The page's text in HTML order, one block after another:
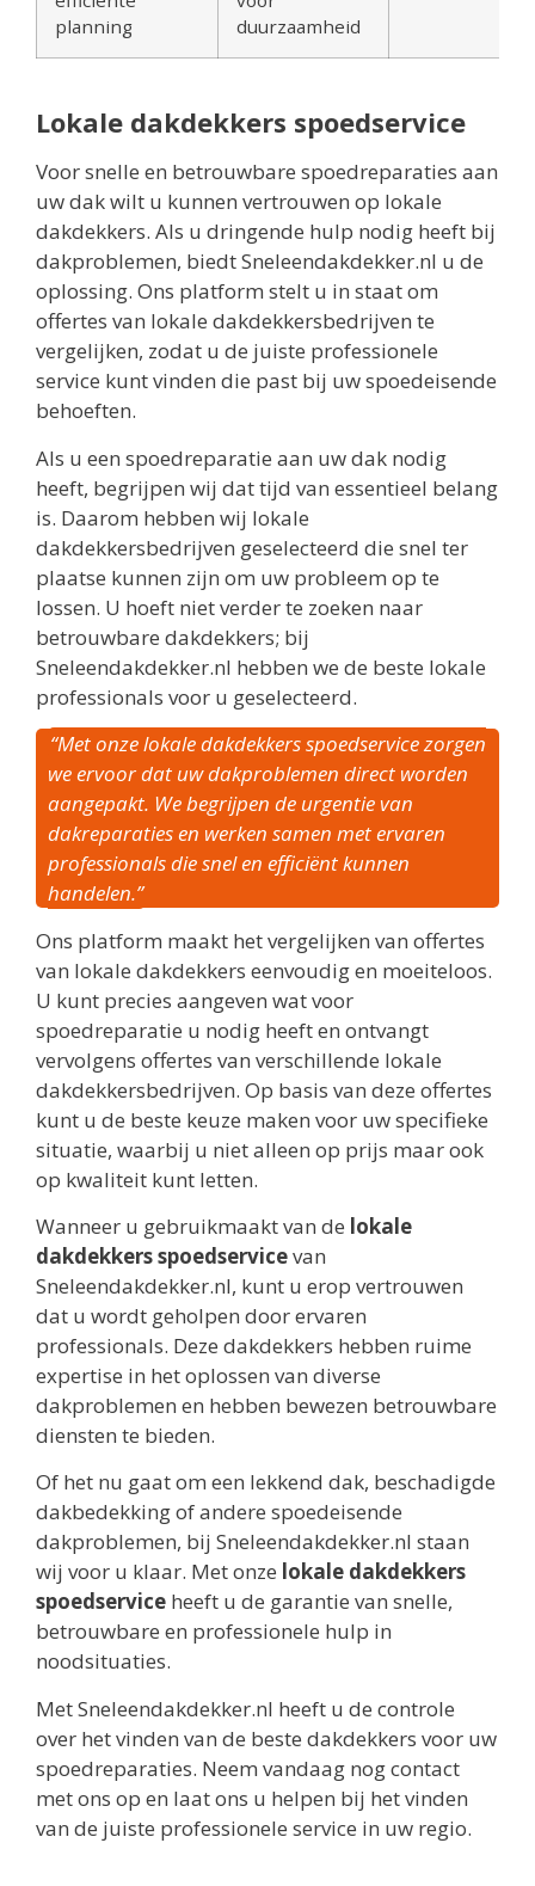
planning
duurzaamheid
Lokale dakdekkers spoedservice
Voor snelle en betrouwbare spoedreparaties aan
uw dak wilt u kunnen vertrouwen op lokale
dakdekkers. Als u dringende hulp nodig heeft bij
dakproblemen, biedt Sneleendakdekker.nl u de
oplossing. Ons platform stelt u in staat om
offertes van lokale dakdekkersbedrijven te
vergelijken, zodat u de juiste professionele
service kunt vinden die past bij uw spoedeisende
behoeften.
Als u een spoedreparatie aan uw dak nodig
heeft, begrijpen wij dat tijd van essentieel belang
is. Daarom hebben wij lokale
dakdekkersbedrijven geselecteerd die snel ter
plaatse kunnen zijn om uw probleem op te
lossen. U hoeft niet verder te zoeken naar
betrouwbare dakdekkers; bij
Sneleendakdekker.nl hebben we de beste lokale
professionals voor u geselecteerd.
“Met onze lokale dakdekkers spoedservice zorgen
we ervoor dat uw dakproblemen direct worden
aangepakt. We begrijpen de urgentie van
dakreparaties en werken samen met ervaren
professionals die snel en efficiënt kunnen
handelen.”
Ons platform maakt het vergelijken van offertes
van lokale dakdekkers eenvoudig en moeiteloos.
U kunt precies aangeven wat voor
spoedreparatie u nodig heeft en ontvangt
vervolgens offertes van verschillende lokale
dakdekkersbedrijven. Op basis van deze offertes
kunt u de beste keuze maken voor uw specifieke
situatie, waarbij u niet alleen op prijs maar ook
op kwaliteit kunt letten.
Wanneer u gebruikmaakt van de lokale
dakdekkers spoedservicevan
Sneleendakdekker.nl, kunt u erop vertrouwen
dat u wordt geholpen door ervaren
professionals. Deze dakdekkers hebben ruime
expertise in het oplossen van diverse
dakproblemen en hebben bewezen betrouwbare
diensten te bieden.
Of het nu gaat om een lekkend dak, beschadigde
dakbedekking of andere spoedeisende
dakproblemen, bij Sneleendakdekker.nl staan
wij voor u klaar. Met onze lokale dakdekkers
spoedservice heeft u de garantie van snelle,
betrouwbare en professionele hulp in
noodsituaties.
Met Sneleendakdekker.nl heeft u de controle
over het vinden van de beste dakdekkers voor uw
spoedreparaties. Neem vandaag nog contact
met ons op en laat ons u helpen bij het vinden
van de juiste professionele service in uw regio.